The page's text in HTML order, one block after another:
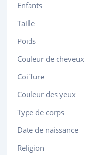
Enfants
Taille
Poids
Couleur de cheveux
Coiffure
Couleur des yeux
Type de corps
Date de naissance
Religion